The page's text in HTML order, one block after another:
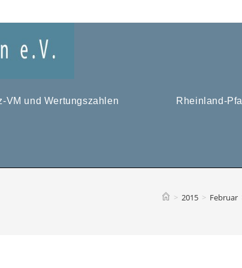
VM und Wertungszahlen Rheinland-
> 2015 > Februar